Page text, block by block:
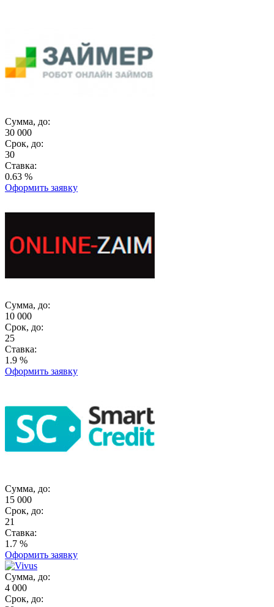
Сумма, до:
30 000
Срок, до:
30
Ставка:
0.63 %
Оформить заявку
Сумма, до:
10 000
Срок, до:
25
Ставка:
1.9 %
Оформить заявку
Сумма, до:
15 000
Срок, до:
21
Ставка:
1.7 %
Оформить заявку
Сумма, до:
4 000
Срок, до: